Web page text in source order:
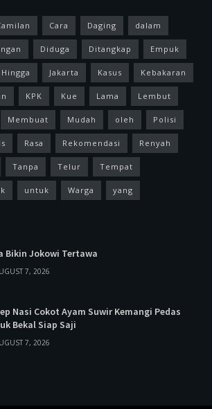
Cara Daging dalam
Diduga Ditangkap Empuk
Hingga Jakarta Kasus Kebakaran
KPK Kue Lama Lembut
Membuat Mudah oleh Polisi
Rasa Rekomendasi Renyah
Tanpa Telur Tempat
untuk Warga yang
Bikin Jokowi Tertawa
7, 2026
Nasi Cokot Ayam Suwir Kemangi Pedas
Bekal Siap Saji
7, 2026